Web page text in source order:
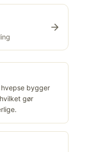
arrow_forward
bygger
gør